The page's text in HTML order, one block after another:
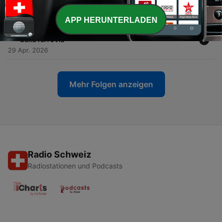
13 Mai 2026
9 - Spegni, salva e rimorchia: in viaggio con i pompieri
della ferrovia
29 Apr. 2026
Mehr Folgen anzeigen
Radio Schweiz
Radiostationen und Podcasts
APP HERUNTERLADEN